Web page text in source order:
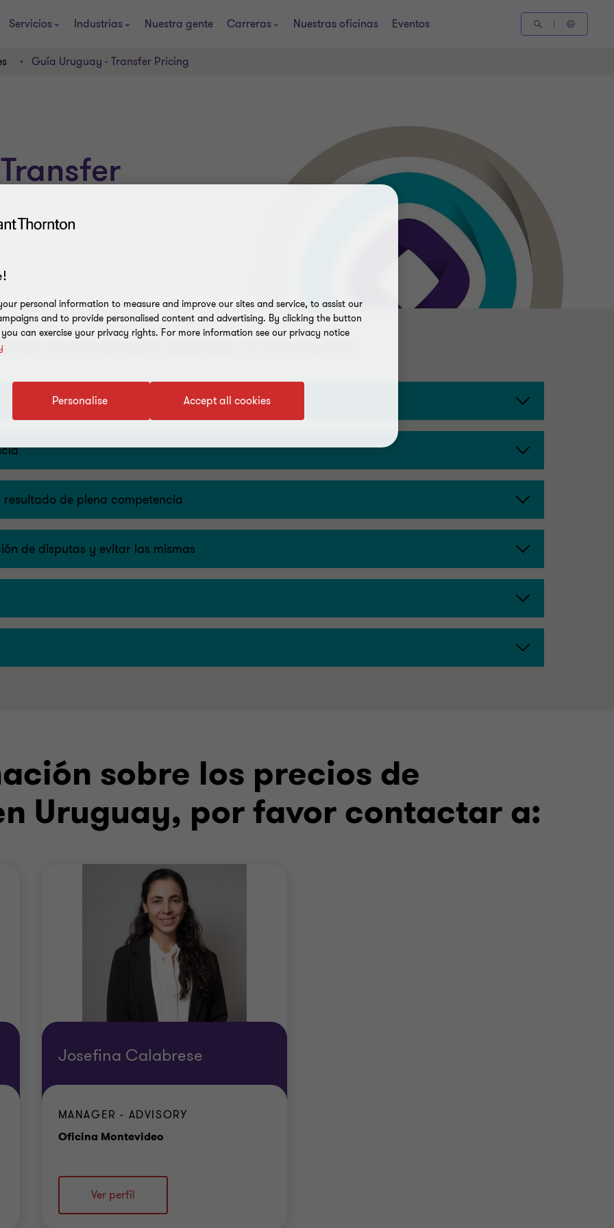
Servicios Industrias Nuestra gente Carreras Nuestras oficinas Eventos
Guía Uruguay - Transfer Pricing
secciones para desplegar la información:
Uruguay
de plena competencia
de disputas y evitar las mismas
sobre los precios de
Uruguay, por favor contactar a:
Josefina Calabrese
MANAGER - ADVISORY
Oficina MontevideoOficina
Ver perfil
personal information to measure and improve our sites and service, to assist our
and to provide personalised content and advertising. By clicking the button
can exercise your privacy rights. For more information see our privacy notice
Accept all cookies
Personalise